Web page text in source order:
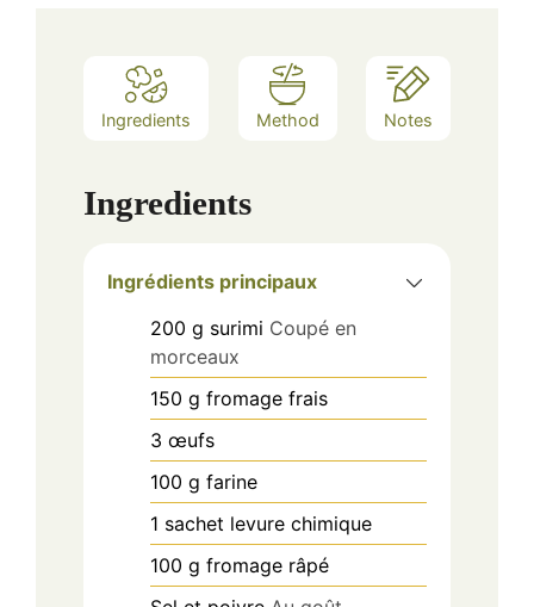
Ingredients Method Notes
Ingredients
Ingrédients principaux
200 g surimi Coupé en
morceaux
150 g fromage frais
3 œufs
100 g farine
1 sachet levure chimique
100 g fromage râpé